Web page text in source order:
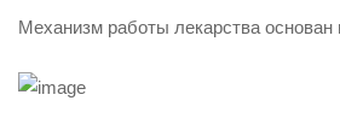
Механизм работы лекарства основан